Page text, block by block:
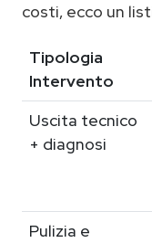
costi, ecco un
Tipologia
Intervento
Uscita tecnico
+ diagnosi
Pulizia e